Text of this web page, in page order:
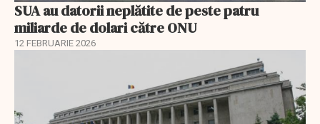
SUA au datorii neplătite de peste patru
miliarde de dolari către ONU
12 FEBRUARIE 2026